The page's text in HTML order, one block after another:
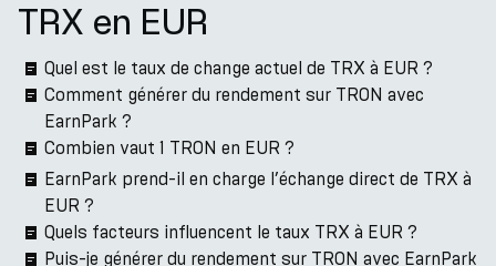
TRX en EUR
Quel est le taux de change actuel de TRX à EUR ?
Comment générer du rendement sur TRON avec
EarnPark ?
Combien vaut 1 TRON en EUR ?
EarnPark prend-il en charge l’échange direct de TRX à
EUR ?
Quels facteurs influencent le taux TRX à EUR ?
Puis-je générer du rendement sur TRON avec EarnPark